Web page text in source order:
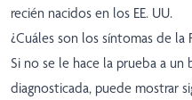
recién nacidos en los EE. UU.
¿Cuáles son los síntomas de la
Si no se le hace la prueba a
diagnosticada, puede mostrar